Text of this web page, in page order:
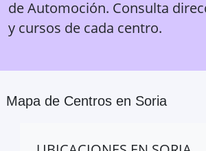
de Automoción. Consulta
y cursos de cada centro.
Mapa de Centros en Soria